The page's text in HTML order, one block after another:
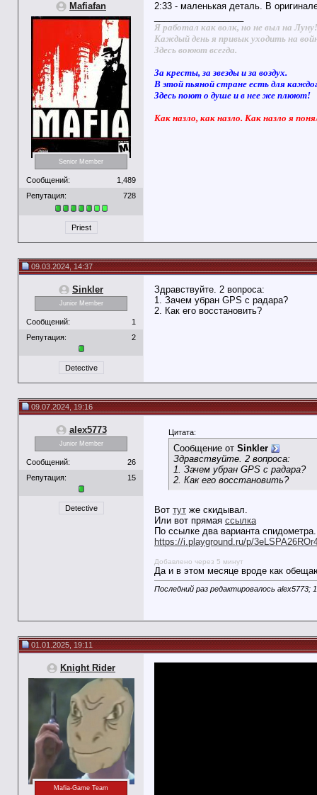
Mafiafan
Senior Member
Сообщений:
1,489
Репутация:
728
Priest
2:33 - маленькая деталь. В
Я работал как волк, но не выл на Луну!
Каждый день я привык уходить на
Здесь воюют всегда.
За кресты, за звезды и за воздух.
В этой пьяной стране есть для
Здесь поют о душе и в нее же плюют!
Как назло, как назло. Как назло я
09.03.2024, 14:37
Sinkler
Junior Member
Сообщений:
1
Репутация:
2
Detective
Здравствуйте. 2 вопроса:
1. Зачем убран GPS с радара?
2. Как его восстановить?
09.07.2024, 19:16
alex5773
Junior Member
Сообщений:
26
Репутация:
15
Detective
Цитата:
Сообщение от Sinkler
Здравствуйте. 2 вопроса:
1. Зачем убран GPS с радара?
2. Как его восстановить?
Вот тут же скидывал.
Или вот прямая ссылка
По ссылке два варианта
https://i.playground.ru/p/
Добавлено через 5 минут
Да и в этом месяце вроде как
Последний раз редактировалось alex5773;
01.01.2025, 19:11
Knight Rider
Mafia-Game Team